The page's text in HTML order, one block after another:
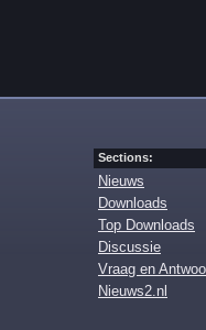
Sections:
Nieuws
Downloads
Top Downloads
Discussie
Vraag en
Nieuws2.nl